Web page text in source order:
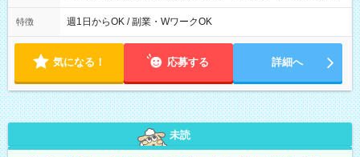
00/実働6～8時間 週1～2日勤務相談可 【勤務期間】6か月以上
特徴 週1日からOK / 副業・WワークOK
気になる！ 応募する 詳細へ
未読